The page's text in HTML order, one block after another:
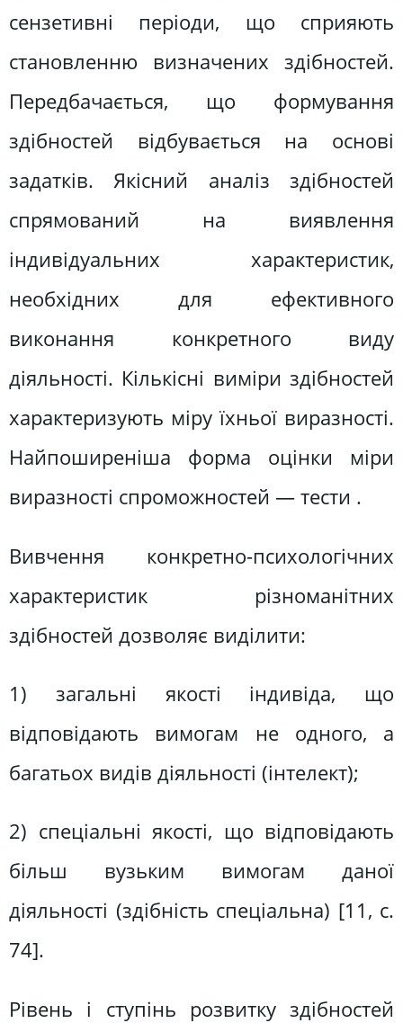
сензетивні періоди, що сприяють
становленню визначених здібностей.
Передбачається, що формування
здібностей відбувається на основі
задатків. Якісний аналіз здібностей
спрямований на виявлення
індивідуальних характеристик,
необхідних для ефективного
виконання конкретного виду
діяльності. Кількісні виміри здібностей
характеризують міру їхньої виразності.
Найпоширеніша форма оцінки міри
виразності спроможностей — тести .
Вивчення конкретно-психологічних
характеристик різноманітних
здібностей дозволяє виділити:
1) загальні якості індивіда, що
відповідають вимогам не одного, а
багатьох видів діяльності (інтелект);
2) спеціальні якості, що відповідають
більш вузьким вимогам даної
діяльності (здібність спеціальна) [11, с.
74].
Рівень і ступінь розвитку здібностей